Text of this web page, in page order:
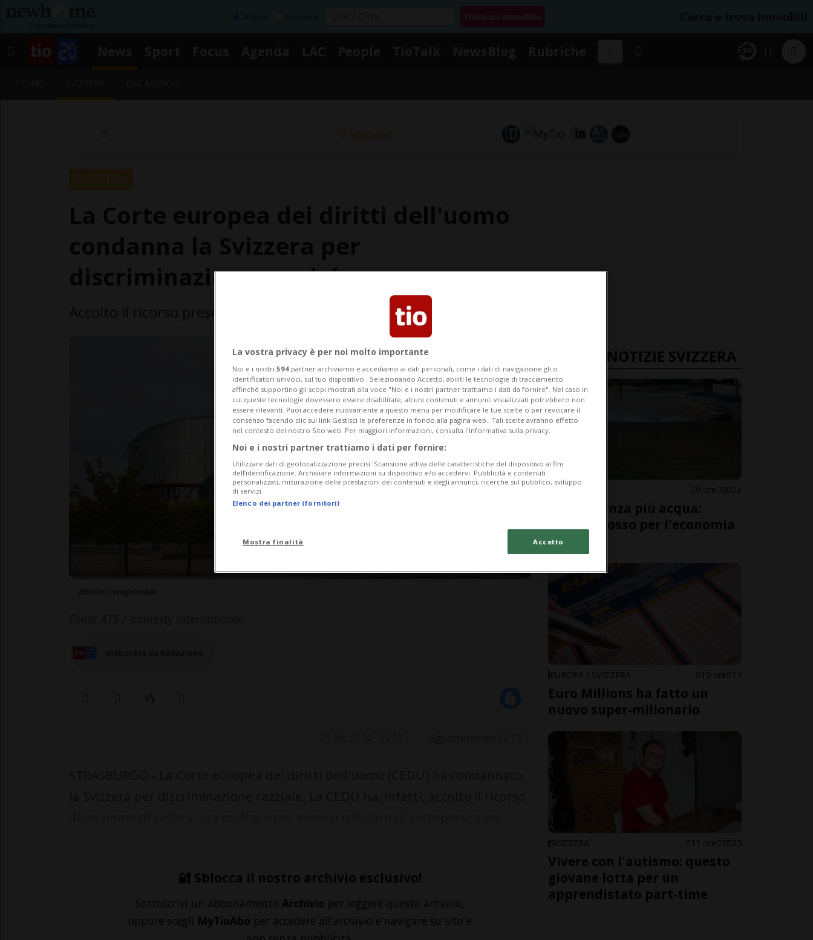
Segnalaci
discriminazione razziale
🔐 Sblocca il nostro archivio esclusivo!
Sottoscrivi un abbonamento Archivio per leggere questo articolo,
oppure scegli MyTioAbo per accedere all'archivio e navigare su sito e
ULTIME NOTIZIE SVIZZERA
SVIZZERA 9 ore 9 21
Il Reno senza più acqua:
allarme rosso per l'economia
svizzera
EUROPA / SVIZZERA 10 ore 13
Euro Millions ha fatto un
nuovo super-milionario
SVIZZERA 11 ore 2 25
Vivere con l'autismo: questo
giovane lotta per un
apprendistato part-time
La vostra privacy è per noi molto importante
Noi e i nostri 594 partner archiviamo e accediamo ai dati personali, come i dati di navigazione gli o
identificatori univoci, sul tuo dispositivo . Selezionando Accetto, abiliti le tecnologie di tracciamento
affinché supportino gli scopi mostrati alla voce "Noi e i nostri partner trattiamo i dati da fornire". Nel caso in
cui queste tecnologie dovessero essere disabilitate, alcuni contenuti e annunci visualizzati potrebbero non
essere rilevanti. Puoi accedere nuovamente a questo menu per modificare le tue scelte o per revocare il
consenso facendo clic sul link Gestisci le preferenze in fondo alla pagina web.. Tali scelte avranno effetto
nel contesto del nostro Sito web. Per maggiori informazioni, consulta l'Informativa sulla privacy.
Noi e i nostri partner trattiamo i dati per fornire:
Utilizzare dati di geolocalizzazione precisi. Scansione attiva delle caratteristiche del dispositivo ai fini
dell’identificazione. Archiviare informazioni su dispositivo e/o accedervi. Pubblicità e contenuti
personalizzati, misurazione delle prestazioni dei contenuti e degli annunci, ricerche sul pubblico, sviluppo
di servizi.
Elenco dei partner (fornitori)
Mostra finalità Accetto